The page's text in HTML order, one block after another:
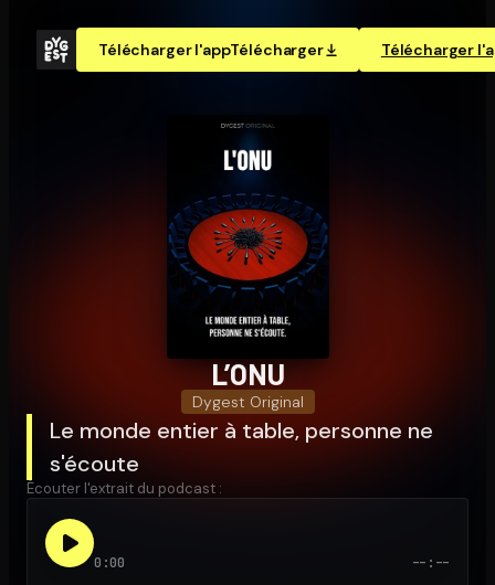
Télécharger l'appTélécharger Télécharger
Ouvre l'app Appareil photo, pointe sur le code. C'est gratuit à
L’ONU
Dygest Original
Le monde entier à table, personne ne
s'écoute
Écouter l'extrait du podcast :
0:00 --:--